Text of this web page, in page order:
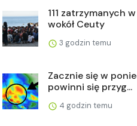
111 zatrzymanych
wokół Ceuty
3 godzin temu
Zacznie się w
powinni się przyg...
4 godzin temu